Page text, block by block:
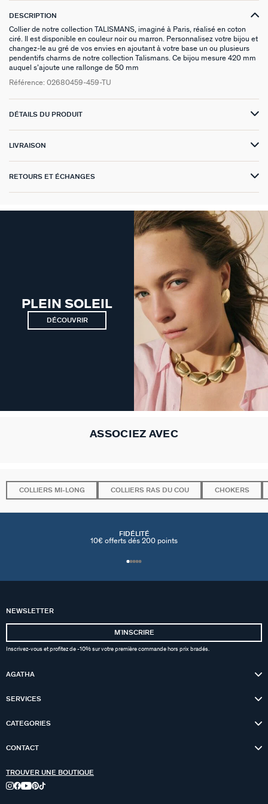
VICTOIRE
GÉNÉRATION AGATHA
SUR LA PEAU
DESCRIPTION
Collier de notre collection TALISMANS, imaginé à Paris, réalisé en coton
ciré. Il est disponible en couleur noir ou marron. Personnalisez votre bijou et
changez-le au gré de vos envies en ajoutant à votre base un ou plusieurs
pendentifs charms de notre collection Talismans. Ce bijou mesure 420 mm
auquel s’ajoute une rallonge de 50 mm
Référence: 02680459-459-TU
DÉTAILS DU PRODUIT
LIVRAISON
RETOURS ET ÉCHANGES
PLEIN SOLEIL
DÉCOUVRIR
ASSOCIEZ AVEC
COLLIERS MI-LONG COLLIERS RAS DU COU CHOKERS
FIDÉLITÉ
10€ offerts dés 200 points
NEWSLETTER
MʼINSCRIRE
Inscrivez-vous et profitez de -10% sur votre première commande hors prix bradés.
AGATHA
SERVICES
CATEGORIES
CONTACT
TROUVER UNE BOUTIQUE